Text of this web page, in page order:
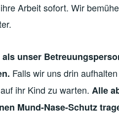
Arbeit sofort. Wir
unser
Falls wir uns drin
ihr Kind zu warten. Alle
Mund-Nase-Schutz